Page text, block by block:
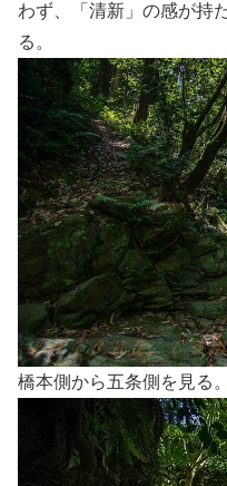
わず、「清新」の感が持
る。
橋本側から五条側を見る。